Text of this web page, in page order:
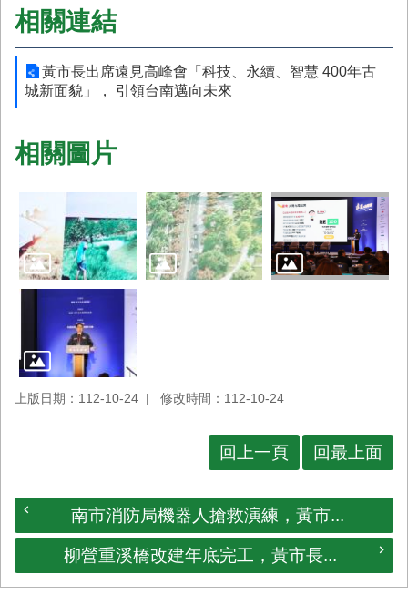
相關連結
黃市長出席遠見高峰會「科技、永續、智慧 400年古
城新面貌」， 引領台南邁向未來
相關圖片
上版日期：112-10-24 修改時間：112-10-24
回上一頁 回最上面
南市消防局機器人搶救演練，黃市...
柳營重溪橋改建年底完工，黃市長...